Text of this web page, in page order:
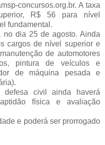
concursos.org.br. A taxa
R$ 56 para nível
fundamental.
dia 25 de agosto. Ainda
cargos de nível superior e
de automotores
pintura de veículos e
de máquina pesada e
civil ainda haverá
física e avaliação
e poderá ser prorrogado